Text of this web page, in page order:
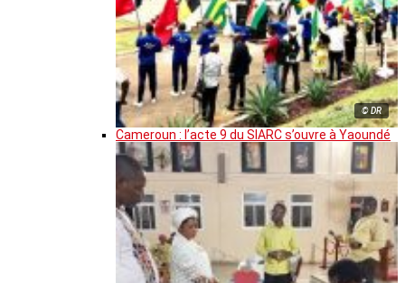
© DR
Cameroun : l’acte 9 du SIARC s’ouvre à Yaoundé